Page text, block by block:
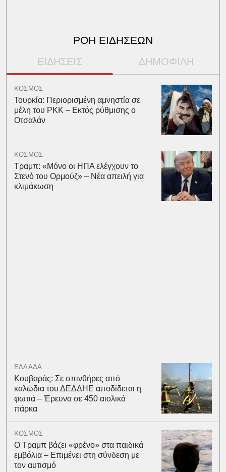
ΡΟΗ ΕΙΔΗΣΕΩΝ
ΕΙΔΗΣΕΙΣ ΔΗΜΟΦΙΛΗ
ΚΟΣΜΟΣ
Τουρκία: Περιορισμένη αμνηστία σε
μέλη του PKK – Εκτός ρύθμισης ο
Οτσαλάν
ΚΟΣΜΟΣ
Τραμπ: «Μόνο οι ΗΠΑ ελέγχουν το
Στενό του Ορμούζ» – Νέα απειλή για
κλιμάκωση
ΕΛΛΑΔΑ
Κουβαράς: Σε σπινθήρες από
καλώδια του ΔΕΔΔΗΕ αποδίδεται η
φωτιά – Έρευνα σε 450 αιολικά
πάρκα
ΚΟΣΜΟΣ
Ο Τραμπ βάζει «φρένο» στα παιδικά
εμβόλια – Επιμένει στη σύνδεση με
τον αυτισμό